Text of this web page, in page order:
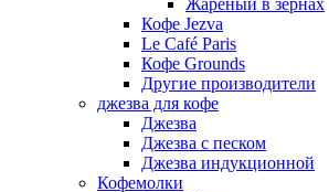
Жареный в зернах
Кофе Jezva
Le Café Paris
Кофе Grounds
Другие производители
джезва для кофе
Джезва
Джезва с песком
Джезва индукционной
Кофемолки